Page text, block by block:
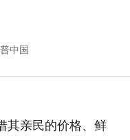
中国
其亲民的价格、鲜